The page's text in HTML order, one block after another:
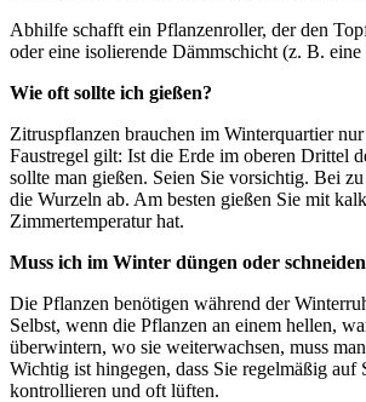
Abhilfe schafft ein Pflanzenroller, der den
oder eine isolierende Dämmschicht (z. B.
Wie oft sollte ich gießen?
Zitruspflanzen brauchen im Winterquartier
Faustregel gilt: Ist die Erde im oberen Drittel
sollte man gießen. Seien Sie vorsichtig. Bei
die Wurzeln ab. Am besten gießen Sie mit
Zimmertemperatur hat.
Muss ich im Winter düngen oder
Die Pflanzen benötigen während der
Selbst, wenn die Pflanzen an einem hellen,
überwintern, wo sie weiterwachsen, muss
Wichtig ist hingegen, dass Sie regelmäßig auf
kontrollieren und oft lüften.